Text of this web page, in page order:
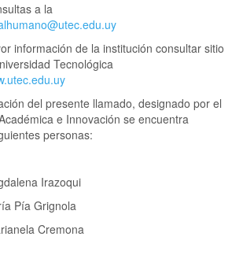
a la
información de la institución consultar sitio
Tecnológica
del presente llamado, designado por el
e Innovación se encuentra
personas:
Irazoqui
Pía Grignola
Cremona